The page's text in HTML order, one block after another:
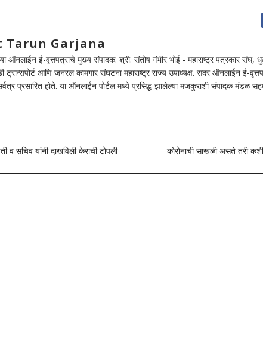
Tarun Garjana
ऑनलाईन ई-वृत्तपत्राचे मुख्य संपादक: श्री. संतोष गंभीर भोई - महाराष्ट्र पत्रकार संघ,
ट्रान्सपोर्ट आणि जनरल कामगार संघटना महाराष्ट्र राज्य उपाध्यक्ष. सदर ऑनलाईन ई-
सर्वत्र प्रसारित होते. या ऑनलाईन पोर्टल मध्ये प्रसिद्ध झालेल्या मजकुराशी संपादक मंडळ
व सचिव यांनी दाखविली केराची टोपली
कोरोनाची साखळी असते तरी